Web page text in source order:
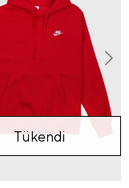
Tükendi